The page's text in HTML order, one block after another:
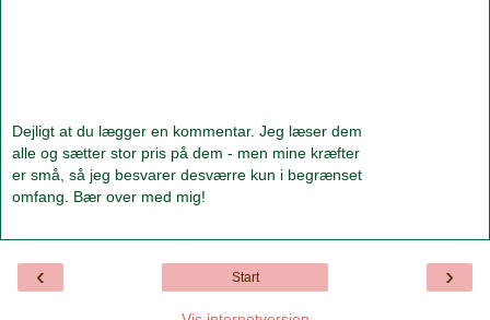
Dejligt at du lægger en kommentar. Jeg læser dem
alle og sætter stor pris på dem - men mine kræfter
er små, så jeg besvarer desværre kun i begrænset
omfang. Bær over med mig!
‹ ›
Start